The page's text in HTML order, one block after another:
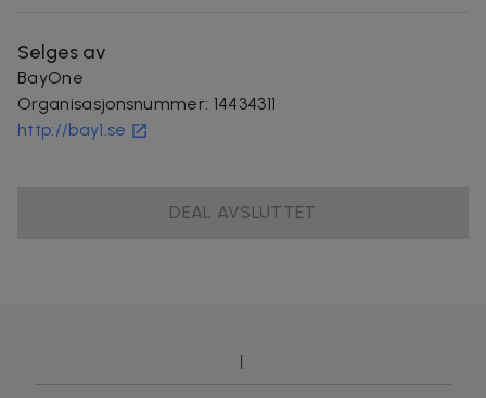
Selges av
BayOne
Organisasjonsnummer: 14434311
http://bay1.se
DEAL AVSLUTTET